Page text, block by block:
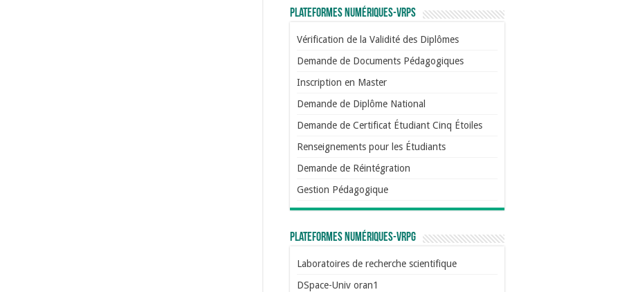
Plateformes numériques-VRPS
Vérification de la Validité des Diplômes
Demande de Documents Pédagogiques
Inscription en Master
Demande de Diplôme National
Demande de Certificat Étudiant Cinq Étoiles
Renseignements pour les Étudiants
Demande de Réintégration
Gestion Pédagogique
Plateformes numériques-VRPG
Laboratoires de recherche scientifique
DSpace-Univ oran1